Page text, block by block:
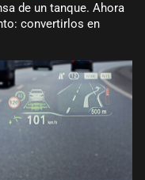
de un tanque. Ahora
convertirlos en